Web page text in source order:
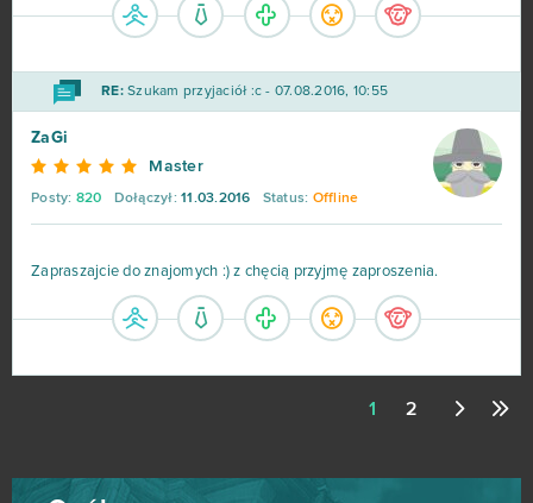
RE:Szukam przyjaciół :c - 07.08.2016, 10:55
ZaGi
Master
Posty: 820 Dołączył: 11.03.2016 Status: Offline
Zapraszajcie do znajomych :) z chęcią przyjmę zaproszenia.
1 2